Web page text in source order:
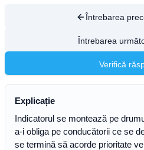
Întrebarea
Întrebarea
Verifică
Explicație
Indicatorul se montează pe
a-i obliga pe conducătorii ce se
se termină să acorde prioritate